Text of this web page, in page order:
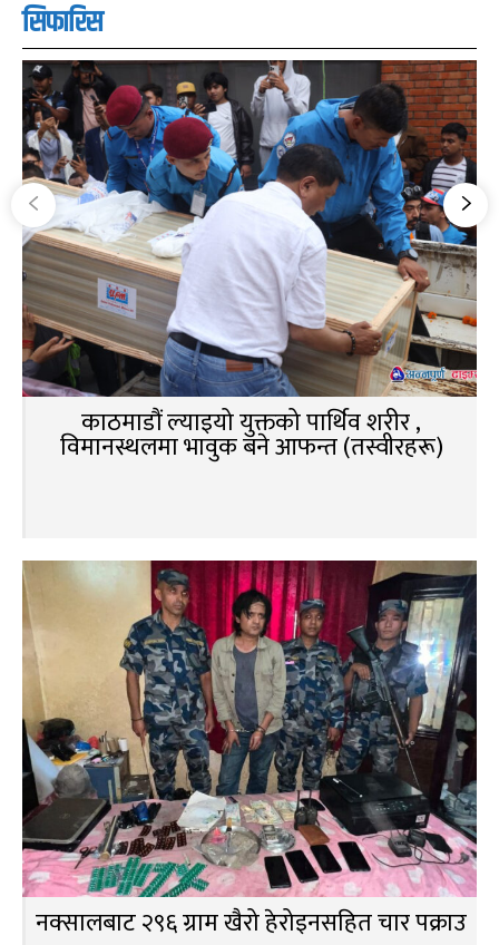
सिफारिस
काठमाडौं ल्याइयो युक्तको पार्थिव शरीर ,
विमानस्थलमा भावुक बने आफन्त (तस्वीरहरू)
नक्सालबाट २९६ ग्राम खैरो हेरोइनसहित चार पक्राउ